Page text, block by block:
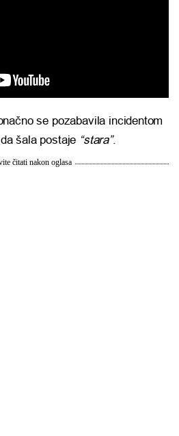
se pozabavila incidentom
šala postaje “stara”.
čitati nakon oglasa